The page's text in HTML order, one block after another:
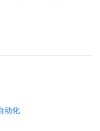
动化